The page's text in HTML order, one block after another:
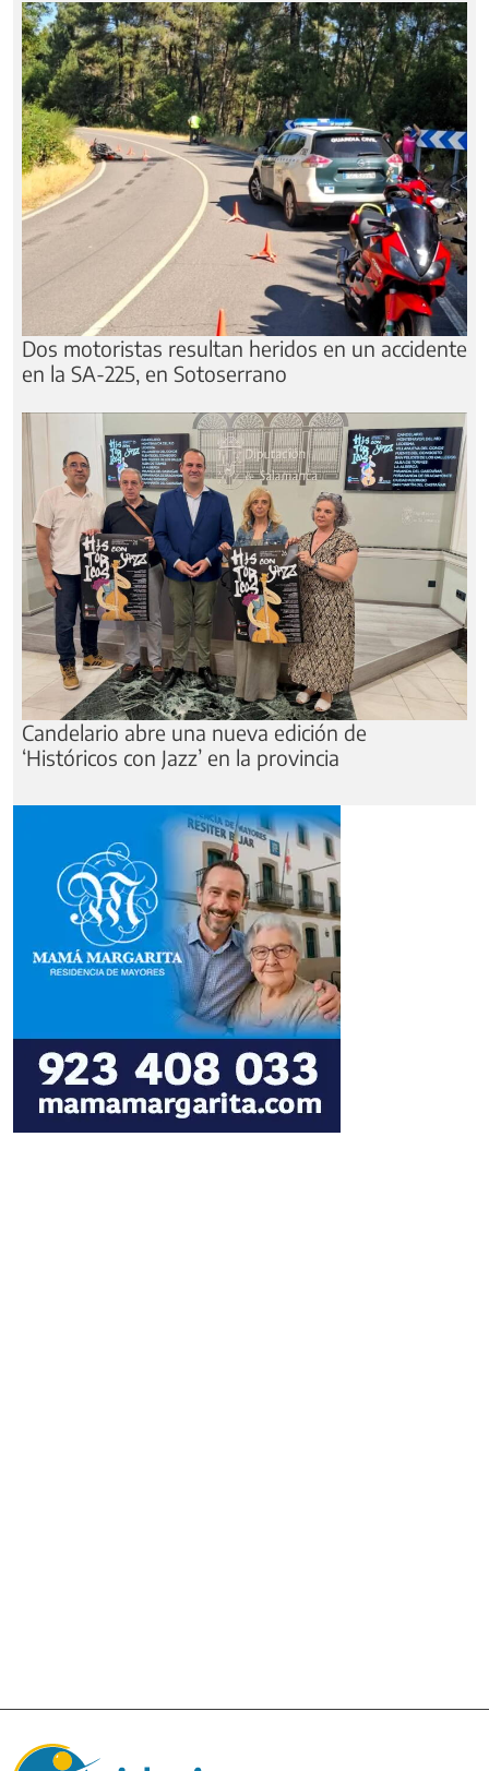
Dos motoristas resultan heridos en un accidente
en la SA-225, en Sotoserrano
Candelario abre una nueva edición de
‘Históricos con Jazz’ en la provincia